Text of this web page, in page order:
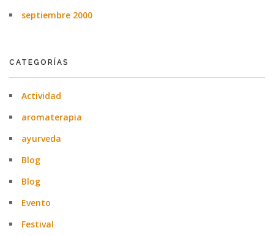
septiembre 2000
CATEGORÍAS
Actividad
aromaterapia
ayurveda
Blog
Blog
Evento
Festival